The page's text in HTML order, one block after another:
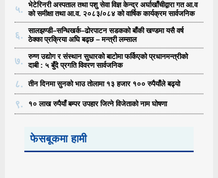
५.
भेटेरिनरी अस्पताल तथा पशु सेवा विज्ञ केन्द्र अर्घाखाँचीद्वारा गत आ.व
को समीक्षा तथा आ.व. २०८३/०८४ को वार्षिक कार्यक्रम सार्वजनिक
६.
सालझण्डी–सन्धिखर्क–ढोरपाटन सडकको बाँकी खण्डमा यसै वर्ष
ठेक्का प्रक्रिया अघि बढ्छ – मन्त्री लम्साल
७.
रुग्ण उद्योग र संस्थान सुधारको बाटोमा फर्किएको प्रधानमन्त्रीको
दाबी : ५ बुँदे प्रगति विवरण सार्वजनिक
८. तीन दिनमा सुनको भाउ तोलामा १३ हजार १०० रुपैयाँले बढ्यो
९. १० लाख रुपैयाँ बम्पर उपहार जित्ने विजेताको नाम घोषणा
फेसबूकमा हामी